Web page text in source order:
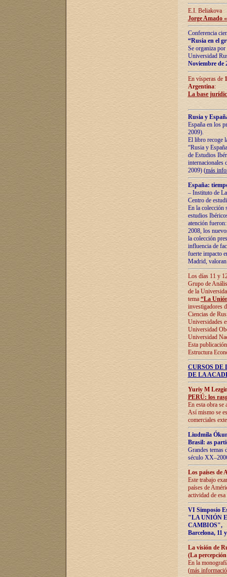
E.I. Beliakova
Jorge Amado
Conferencia
“Rusia en el
Se organiza
Universidad
Noviembre de
En vísperas de
Argentina:
La base
Rusia y
España en los
2009).
El libro recoge
“Rusia y
de Estudios
internacionales
2009) (más
España:
– Instituto de
Centro de
En la colección
estudios
atención
2008, los
la colección
influencia de
fuerte impacto
Madrid,
Los días 11 y
Grupo de
de la
tema “La
investigadores
Ciencias de
Universidades
Universidad
Universidad
Esta
Estructura
CURSOS
DE LA
Yuriy M
PERÚ: los
En esta obra se
Así mismo se
comerciales
Liudmila
Brasil: as
Grandes temas
século
Los países de
Este trabajo
países de
actividad de
VI Simposio
"LA UNIÓN
CAMBIOS",
Barcelona, 11
La visión de
(La
En la
(más